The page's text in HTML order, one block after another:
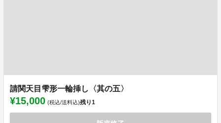
請関天目雫形一輪挿し〈其の五〉
¥15,000 (税込/送料込)残り1